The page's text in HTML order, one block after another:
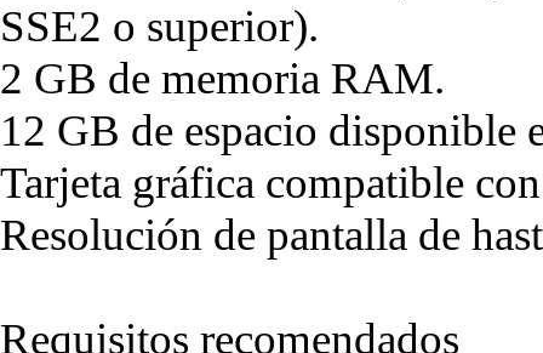
SSE2 o superior).
2 GB de memoria RAM.
12 GB de espacio disponible
Tarjeta gráfica compatible
Resolución de pantalla de
Requisitos recomendados